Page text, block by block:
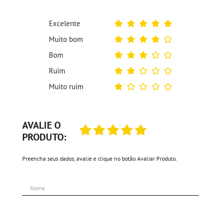
AVALIE O
PRODUTO:
Preencha seus dados, avalie e clique no botão Avaliar Produto.
Excelente
Muito bom
Bom
Ruim
Muito ruim